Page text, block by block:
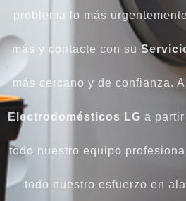
problema lo más
más y contacte con su
más cercano y de confianza.
Electrodomésticos LG a
todo nuestro equipo
todo nuestro esfuerzo en